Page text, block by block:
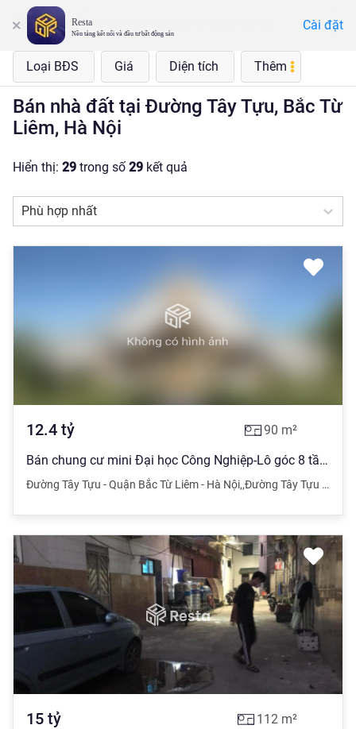
Resta
Nền tảng kết nối và đầu tư bất động sản
Cài đặt
Loại BĐS Giá Diện tích Thêm
Bán nhà đất tại Đường Tây Tựu, Bắc Từ
Liêm, Hà Nội
Hiển thị: 29 trong số29 kết quả
Phù hợp nhất
12.4 tỷ 90 m²
Bán chung cư mini Đại học Công Nghiệp-Lô góc 8 tầng thang máy 25p khép kín dòng tiền 100tr/tháng.
Đường Tây Tựu - Quận Bắc Từ Liêm - Hà Nội,,Đường Tây Tựu - Quận Bắc Từ Liêm - Hà Nội
15 tỷ 112 m²